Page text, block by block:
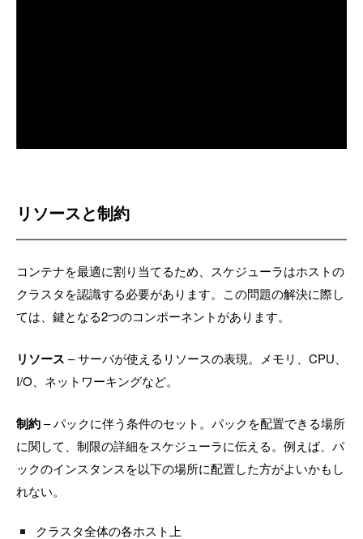
リソースと制約
コンテナを最適に割り当てるため、スケジューラはホストの
クラスタを認識する必要があります。この問題の解決に際し
ては、鍵となる2つのコンポーネントがあります。
リソース – サーバが使えるリソースの表現。メモリ、CPU、
I/O、ネットワーキングなど。
制約– パックに伴う条件のセット。パックを配置できる場所
に関して、制限の詳細をスケジューラに伝える。例えば、パ
ックのインスタンスを以下の場所に配置した方がよいかもし
れない。
クラスタ全体の各ホスト上